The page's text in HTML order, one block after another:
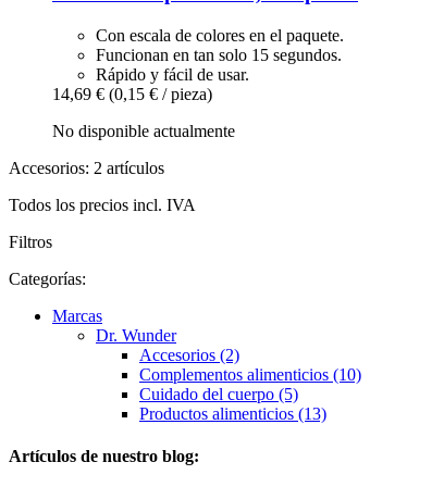
Con escala de colores en el paquete.
Funcionan en tan solo 15 segundos.
Rápido y fácil de usar.
14,69 € (0,15 € / pieza)
No disponible actualmente
Accesorios: 2 artículos
Todos los precios incl. IVA
Filtros
Categorías:
Marcas
Dr. Wunder
Accesorios (2)
Complementos alimenticios (10)
Cuidado del cuerpo (5)
Productos alimenticios (13)
Artículos de nuestro blog: